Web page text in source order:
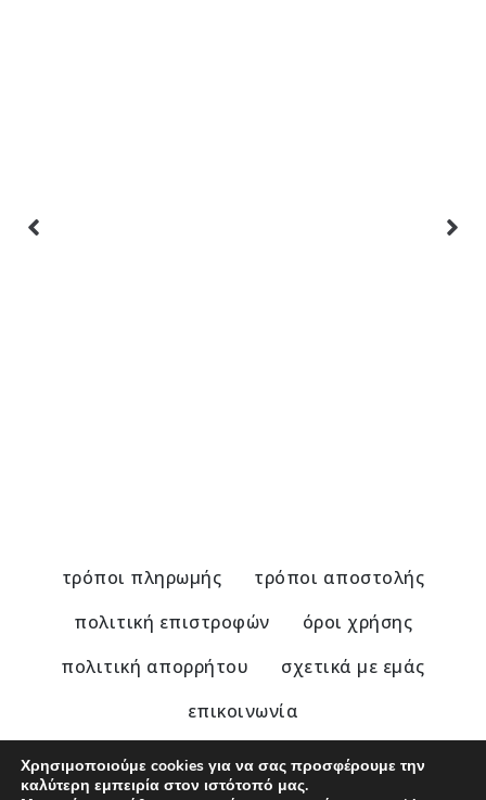
τρόποι πληρωμής
τρόποι αποστολής
πολιτική επιστροφών
όροι χρήσης
πολιτική απορρήτου
σχετικά με εμάς
επικοινωνία
Χρησιμοποιούμε cookies για να σας προσφέρουμε την
καλύτερη εμπειρία στον ιστότοπό μας.